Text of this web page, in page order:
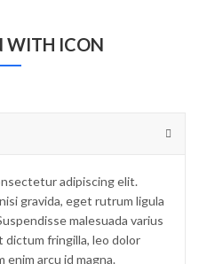
WITH ICON
adipiscing elit.
gravida, eget rutrum ligula
malesuada varius
fringilla, leo dolor
enim arcu id magna.